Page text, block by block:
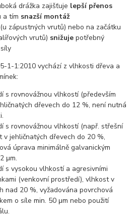
drážka zajišťuje lepší přenos
a tím snazší montáž
zápustných vrutů) nebo na začátku
vrutů) snižujepotřebný
1-1:2010 vychází z vlhkosti dřeva a
s rovnovážnou vlhkostí (především
dřevech do 12 %, není nutná
s rovnovážnou vlhkostí (např. střešní
v jehličnatých dřevech do 20 %,
úprava minimálně galvanickým
μm.
s vysokou vlhkostí a agresivními
(venkovní prostředí), vlhkost v
nad 20 %, vyžadována povrchová
o síle min. 50 μm nebo použití